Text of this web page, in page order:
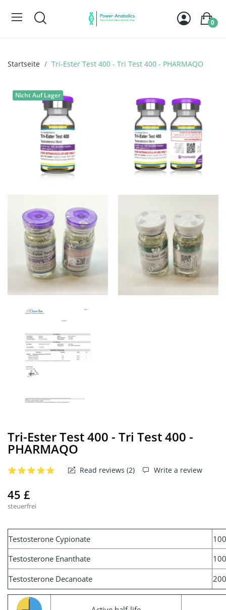
0
Startseite Tri-Ester Test 400 - Tri Test 400 - PHARMAQO
Nicht Auf Lager
Tri-Ester Test 400 - Tri Test 400 -
PHARMAQO
Read reviews (2) Write a review
45 £
steuerfrei
Testosterone Cypionate
Testosterone Enanthate
Testosterone Decanoate